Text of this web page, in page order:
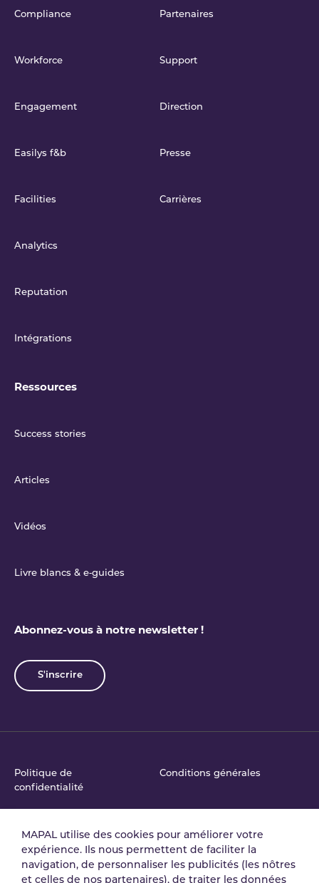
Compliance
Workforce
Engagement
Easilys f&b
Facilities
Analytics
Reputation
Intégrations
Partenaires
Support
Direction
Presse
Carrières
Ressources
Success stories
Articles
Vidéos
Livre blancs & e‑guides
Abonnez-vous à notre newsletter !
S'inscrire
Politique de
confidentialité
Conditions générales
Accord de traitement
des données
Politique de Sécurité de
l'Information
MAPAL utilise des cookies pour améliorer votre
expérience. Ils nous permettent de faciliter la
navigation, de personnaliser les publicités (les nôtres
et celles de nos partenaires), de traiter les données